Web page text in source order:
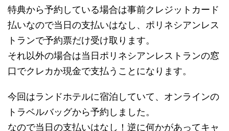
特典から予約している場合は事前クレジットカード
払いなので当日の支払いはなし、ポリネシアンレス
トランで予約票だけ受け取ります。
それ以外の場合は当日ポリネシアンレストランの窓
口でクレカか現金で支払うことになります。
今回はランドホテルに宿泊していて、オンラインの
トラベルバッグから予約しました。
なので当日の支払いはなし！逆に何かがあってキャ